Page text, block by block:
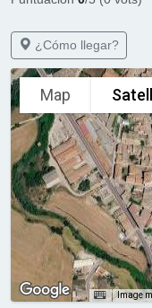
¿Cómo llegar?
Map
Image